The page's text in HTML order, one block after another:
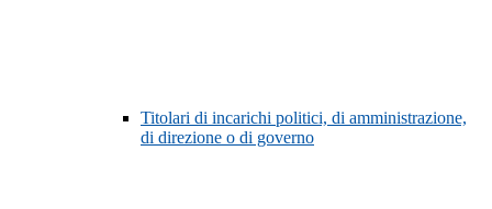
Titolari di incarichi politici, di amministrazione,
di direzione o di governo